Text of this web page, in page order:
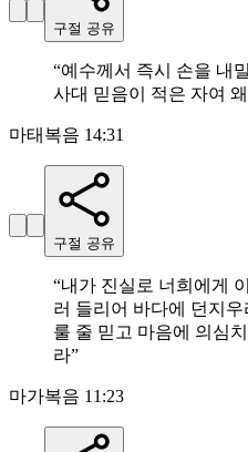
구절 공유
“예수께서 즉시 손을 내
사대 믿음이 적은 자여
마태복음 14:31
구절 공유
“내가 진실로 너희에게
러 들리어 바다에 던지우
룰 줄 믿고 마음에 의심
라”
마가복음 11:23